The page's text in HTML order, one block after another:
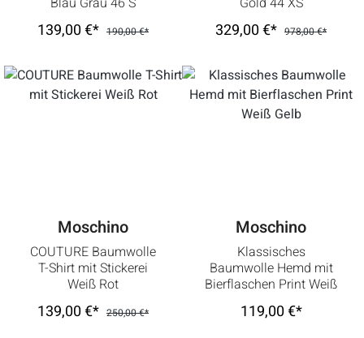
139,00 €* 190,00 €* 329,00 €* 978,00 €*
Moschino
COUTURE Baumwolle
T-Shirt mit Stickerei
Weiß Rot
139,00 €* 250,00 €*
Moschino
Klassisches
Baumwolle Hemd mit
Bierflaschen Print Weiß
Gelb
119,00 €*